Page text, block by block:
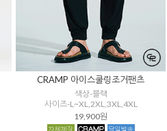
CRAMP 아이스쿨링조거팬츠
색상-블랙
사이즈-L~XL,2XL,3XL,4XL
19,900원